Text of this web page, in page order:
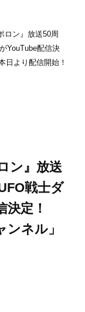
ロン』放送50周
YouTube配信決
日より配信開始！
ン』放送
戦士ダ
定！
ネル」